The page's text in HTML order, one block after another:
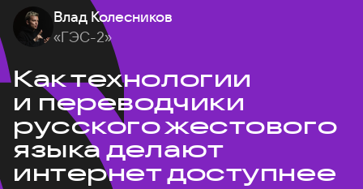
Влад Колесников
«ГЭС-2»
Как технологии
и переводчики
русского жестового
языка делают
интернет доступнее